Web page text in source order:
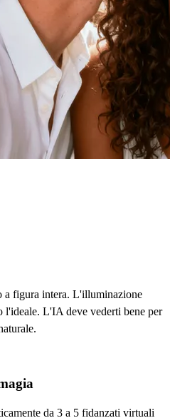
a figura intera. L'illuminazione
l'ideale. L'IA deve vederti bene per
da 3 a 5 fidanzati virtuali